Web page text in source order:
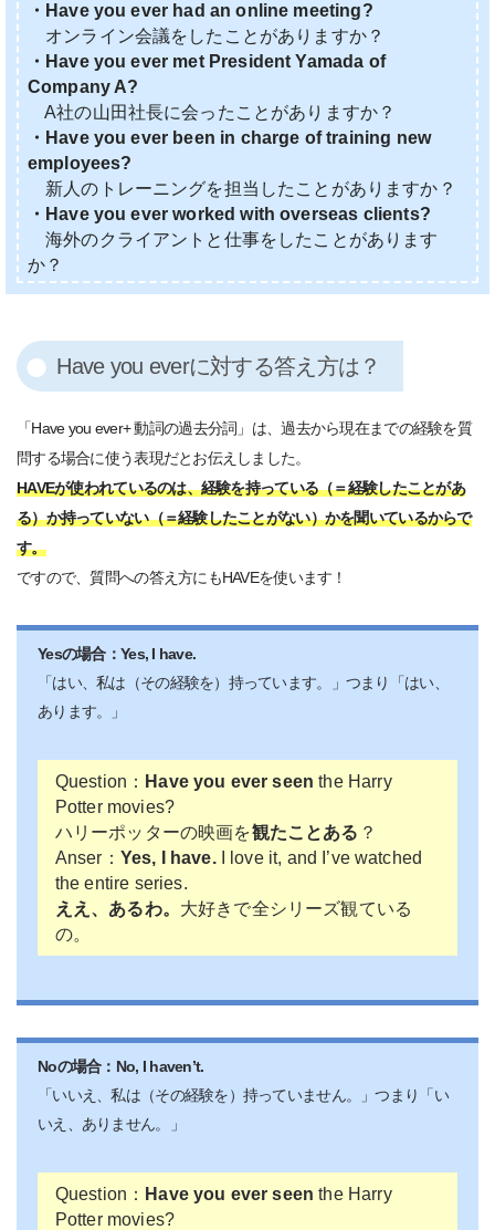
・Have you ever had an online meeting?
オンライン会議をしたことがありますか？
・Have you ever met President Yamada of
Company A?
A社の山田社長に会ったことがありますか？
・Have you ever been in charge of training new
employees?
新人のトレーニングを担当したことがありますか？
・Have you ever worked with overseas clients?
海外のクライアントと仕事をしたことがあります
か？
Have you everに対する答え方は？
「Have you ever+ 動詞の過去分詞」は、過去から現在までの経験を質
問する場合に使う表現だとお伝えしました。
HAVEが使われているのは、経験を持っている（＝経験したことがあ
る）か持っていない（＝経験したことがない）かを聞いているからで
す。
ですので、質問への答え方にもHAVEを使います！
Yesの場合：Yes, I have.
「はい、私は（その経験を）持っています。」つまり「はい、
あります。」
Question： Have you ever seen the Harry
Potter movies?
ハリーポッターの映画を観たことある ？
Anser： Yes, I have.I love it, and I’ve watched
the entire series.
ええ、あるわ。 大好きで全シリーズ観ている
の。
Noの場合：No, I haven’t.
「いいえ、私は（その経験を）持っていません。」つまり「い
いえ、ありません。」
Question： Have you ever seen the Harry
Potter movies?